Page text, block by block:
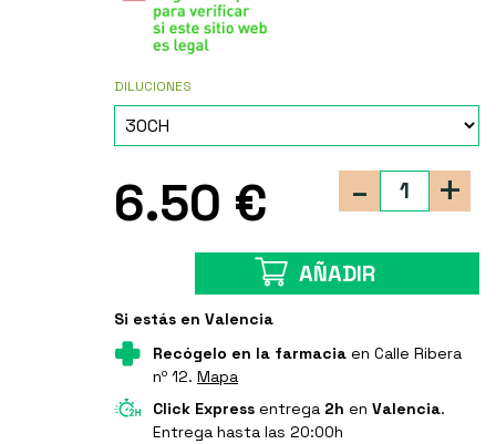
DILUCIONES
6.50 € +
-
AÑADIR
Si estás en Valencia
Recógelo en la farmacia en Calle Ribera
nº 12. Mapa
Click Express entrega 2h en Valencia.
Entrega hasta las 20:00h